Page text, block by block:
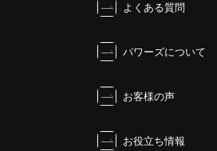
よくある質問
パワーズについて
お客様の声
お役立ち情報